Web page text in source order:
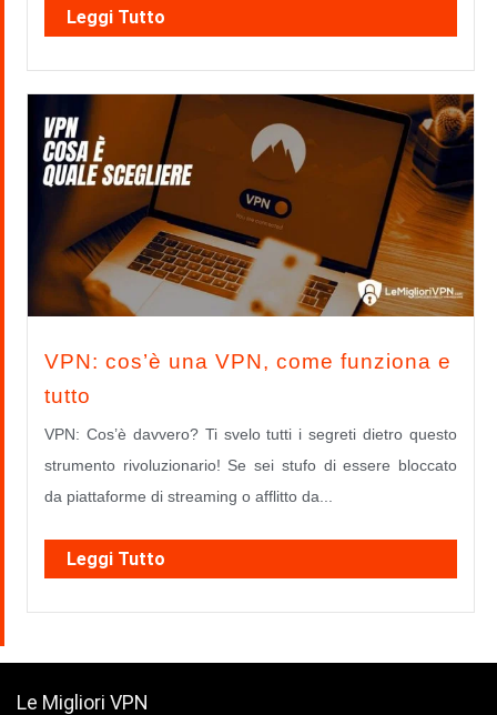
Leggi Tutto
VPN: cos’è una VPN, come funziona e
tutto
VPN: Cos’è davvero? Ti svelo tutti i segreti dietro questo
strumento rivoluzionario! Se sei stufo di essere bloccato
da piattaforme di streaming o afflitto da...
Leggi Tutto
Le Migliori VPN